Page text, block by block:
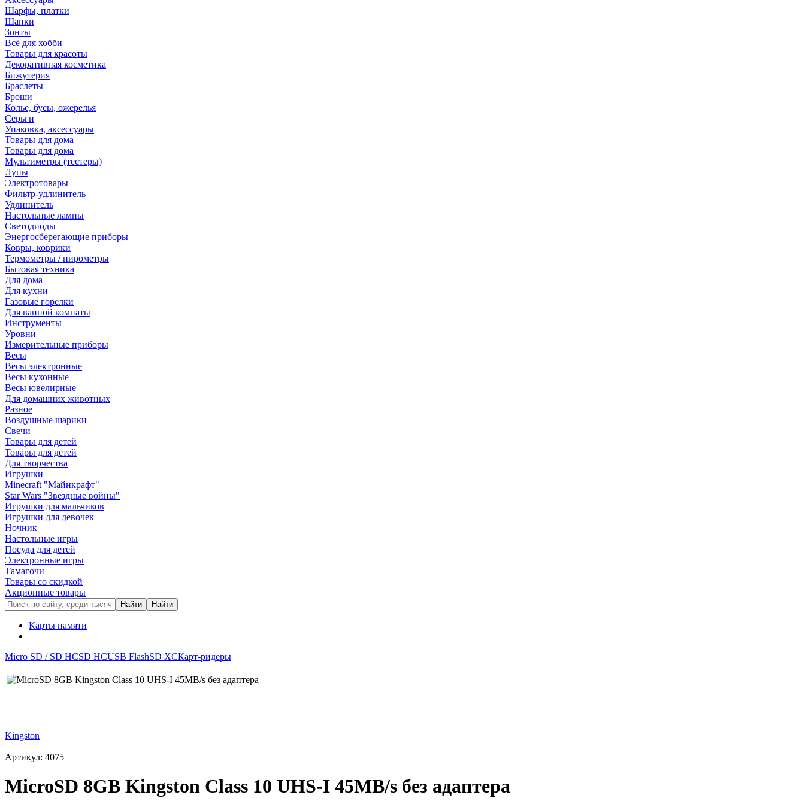
Шарфы, платки
Шапки
Зонты
Всё для хобби
Товары для красоты
Декоративная косметика
Бижутерия
Браслеты
Броши
Колье, бусы, ожерелья
Серьги
Упаковка, аксессуары
Товары для дома
Товары для дома
Мультиметры (тестеры)
Лупы
Электротовары
Фильтр-удлинитель
Удлинитель
Настольные лампы
Светодиоды
Энергосберегающие приборы
Ковры, коврики
Термометры / пирометры
Бытовая техника
Для дома
Для кухни
Газовые горелки
Для ванной комнаты
Инструменты
Уровни
Измерительные приборы
Весы
Весы электронные
Весы кухонные
Весы ювелирные
Для домашних животных
Разное
Воздушные шарики
Свечи
Товары для детей
Товары для детей
Для творчества
Игрушки
Minecraft "Майнкрафт"
Star Wars "Звездные войны"
Игрушки для мальчиков
Игрушки для девочек
Ночник
Настольные игры
Посуда для детей
Электронные игры
Тамагочи
Товары со скидкой
Акционные товары
Карты памяти
Micro SD / SD HCSD HCUSB FlashSD XCКарт-ридеры
Kingston
Артикул: 4075
MicroSD 8GB Kingston Class 10 UHS-I 45MB/s без адаптера